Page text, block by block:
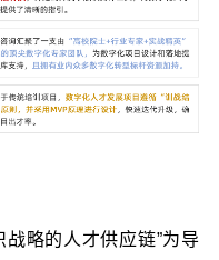
略的人才供应链”为导